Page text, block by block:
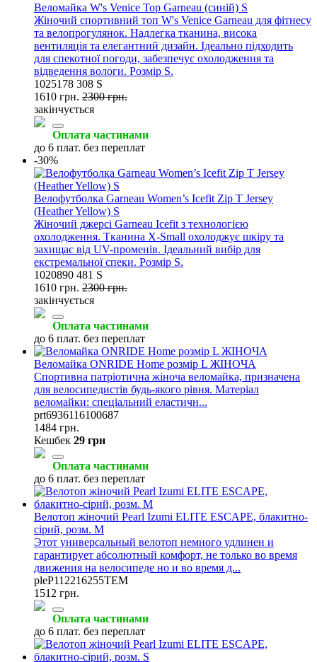
Веломайка W's Venice Top Garneau (синій) S
Жіночий спортивний топ W's Venice Garneau для фітнесу
та велопрогулянок. Надлегка тканина, висока
вентиляція та елегантний дизайн. Ідеально підходить
для спекотної погоди, забезпечує охолодження та
відведення вологи. Розмір S.
1025178 308 S
1610 грн. 2300 грн.
закінчується
Оплата частинами
до 6 плат. без переплат
-30%
Велофутболка Garneau Women’s Icefit Zip T Jersey
(Heather Yellow) S
Жіночий джерсі Garneau Icefit з технологією
охолодження. Тканина X-Small охолоджує шкіру та
захищає від UV-променів. Ідеальний вибір для
екстремальної спеки. Розмір S.
1020890 481 S
1610 грн. 2300 грн.
закінчується
Оплата частинами
до 6 плат. без переплат
Веломайка ONRIDE Home розмір L ЖІНОЧА
Спортивна патріотична жіноча веломайка, призначена
для велосипедистів будь-якого рівня. Матеріал
веломайки: спеціальний еластичн...
prt6936116100687
1484 грн.
Кешбек 29 грн
Оплата частинами
до 6 плат. без переплат
Велотоп жіночий Pearl Izumi ELITE ESCAPE, блакитно-
сірий, розм. M
Этот универсальный велотоп немного удлинен и
гарантирует абсолютный комфорт, не только во время
движения на велосипеде но и во время д...
pleP112216255TEM
1512 грн.
Оплата частинами
до 6 плат. без переплат